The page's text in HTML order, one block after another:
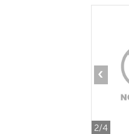
2/4
‹